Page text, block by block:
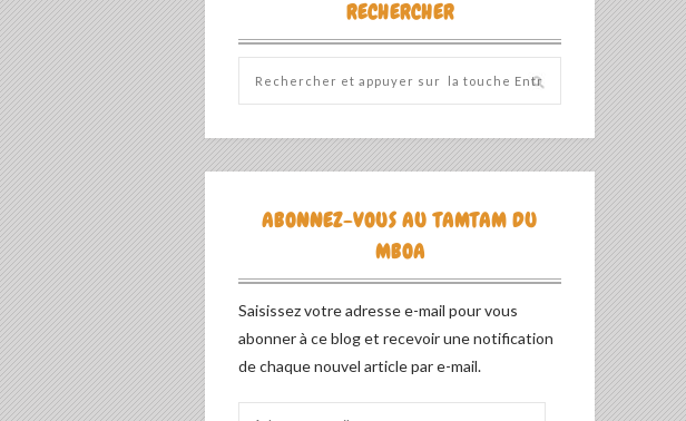
RECHERCHER
ABONNEZ-VOUS AU TAMTAM DU
MBOA
Saisissez votre adresse e-mail pour vous
abonner à ce blog et recevoir une notification
de chaque nouvel article par e-mail.